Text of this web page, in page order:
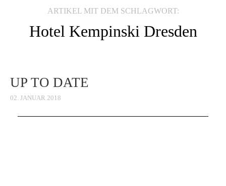
ARTIKEL MIT DEM SCHLAGWORT:
Hotel Kempinski Dresden
UP TO DATE
02. JANUAR 2018